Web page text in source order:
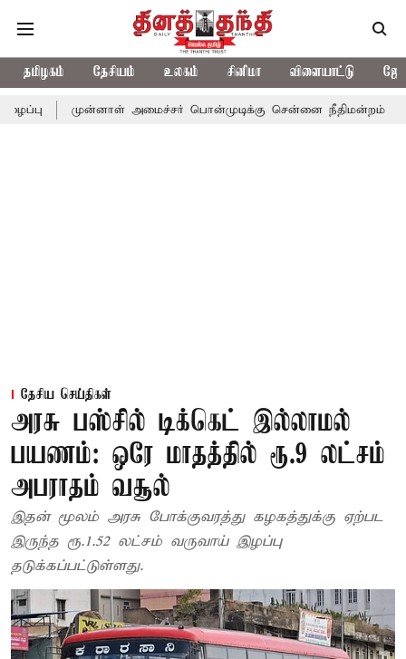
தமிழகம் தேசியம் உலகம் சினிமா விளையாட்டு
முன்னாள் அமைச்சர் பொன்முடிக்கு சென்னை நீதிமன்றம் பிடிவாராண்ட்
தேசிய செய்திகள்
அரசு பஸ்சில் டிக்கெட் இல்லாமல்
பயணம்: ஒரே மாதத்தில் ரூ.9 லட்சம்
அபராதம் வசூல்
இதன் மூலம் அரசு போக்குவரத்து கழகத்துக்கு ஏற்பட
இருந்த ரூ.1.52 லட்சம் வருவாய் இழப்பு
தடுக்கப்பட்டுள்ளது.